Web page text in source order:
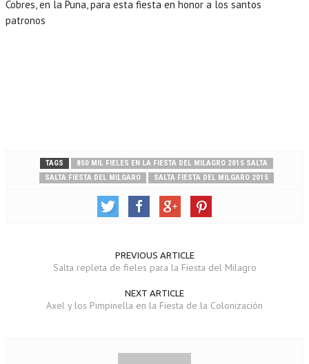
Cobres, en la Puna, para esta fiesta en honor a los santos
patronos
TAGS
850 MIL FIELES EN LA FIESTA DEL MILAGRO 2015 SALTA
SALTA FIESTA DEL MILGARO
SALTA FIESTA DEL MILGARO 2015
PREVIOUS ARTICLE
Salta repleta de fieles para la Fiesta del Milagro
NEXT ARTICLE
Axel y los Pimpinella en la Fiesta de la Colonización